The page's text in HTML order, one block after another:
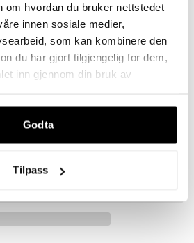
om hvordan du bruker nettstedet
innen sosiale medier,
som kan kombinere den
du har gjort tilgjengelig for dem,
inn gjennom din bruk av
Godta
Tilpass